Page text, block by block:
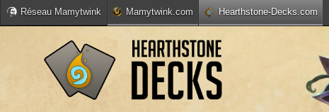
Réseau Mamytwink Mamytwink.com Hearthstone-Decks.com